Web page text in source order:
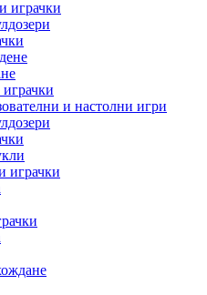
играчки
и настолни игри
играчки